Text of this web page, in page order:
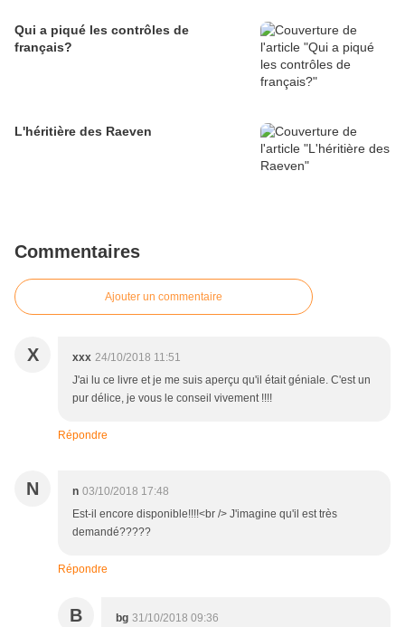
Qui a piqué les contrôles de
français?
L'héritière des Raeven
Commentaires
Ajouter un commentaire
X xxx 24/10/2018 11:51
J'ai lu ce livre et je me suis aperçu qu'il était géniale. C'est un
pur délice, je vous le conseil vivement !!!!
Répondre
N n 03/10/2018 17:48
Est-il encore disponible!!!!<br /> J'imagine qu'il est très
demandé?????
Répondre
B bg 31/10/2018 09:36